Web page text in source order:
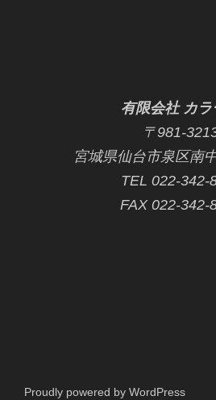
有限会社 カラ
〒981-
宮城県仙台市泉区南
TEL 022-342-
FAX 022-342-
Proudly powered by WordPress